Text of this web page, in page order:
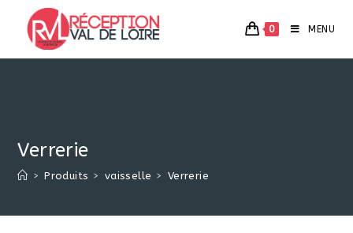
content
0 MENU
Verrerie
> Produits > vaisselle > Verrerie